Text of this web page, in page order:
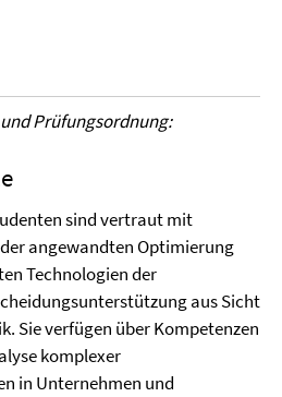
Prüfungsordnung:
sind vertraut mit
angewandten Optimierung
Technologien der
aus Sicht
Sie verfügen über Kompetenzen
komplexer
in Unternehmen und